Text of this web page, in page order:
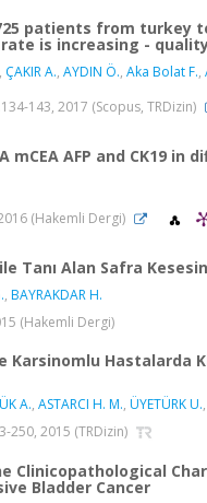
patients from turkey
is increasing -
, ÇAKIR A., AYDIN Ö., Aka Bolat F.,
143, 2017 (Scopus, TRDizin)
mCEA AFP and CK19
(Hakemli Dergi)
Tanı Alan Safra
, BAYRAKDAR H.
(Hakemli Dergi)
Karsinomlu
A., ASTARCI H. M., ÜYETÜRK U.,
250, 2015 (TRDizin)
Clinicopathological
Bladder Cancer